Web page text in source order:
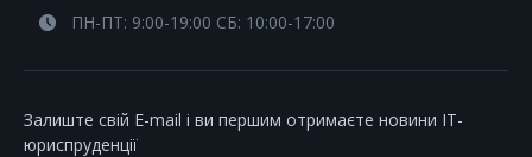
ПН-ПТ: 9:00-19:00 СБ: 10:00-17:00
Залиште свій E-mail і ви першим отримаєте новини IT-
юриспруденції